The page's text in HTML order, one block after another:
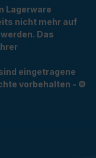
Lagerware
nicht mehr auf
Das
eingetragene
vorbehalten - ©